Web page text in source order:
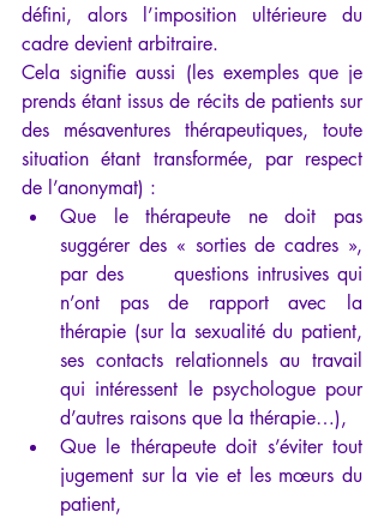
défini, alors l’imposition ultérieure du
cadre devient arbitraire.
Cela signifie aussi (les exemples que je
prends étant issus de récits de patients sur
des mésaventures thérapeutiques, toute
situation étant transformée, par respect
de l’anonymat) :
Que le thérapeute ne doit pas
suggérer des « sorties de cadres »,
par des      questions intrusives qui
n’ont pas de rapport avec la
thérapie (sur la sexualité du patient,
ses contacts relationnels au travail
qui intéressent le psychologue pour
d’autres raisons que la thérapie…),
Que le thérapeute doit s’éviter tout
jugement sur la vie et les mœurs du
patient,